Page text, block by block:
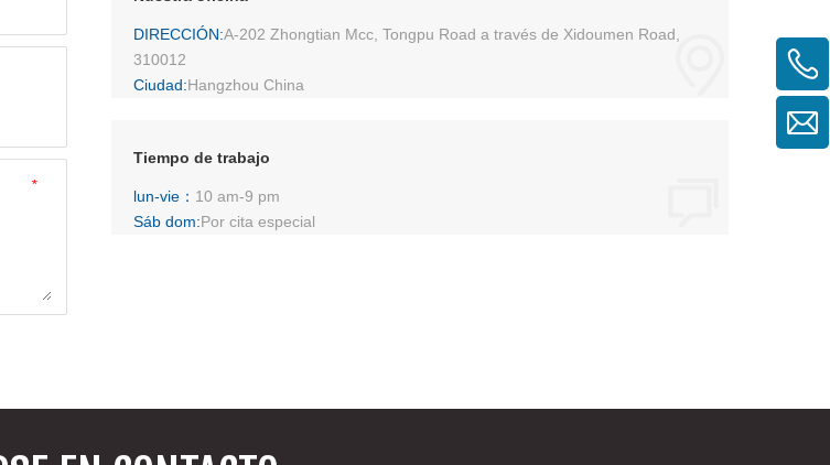
*
DIRECCIÓN:A-202 Zhongtian Mcc, Tongpu Road a través de Xidoumen Road,
310012
Ciudad:Hangzhou China
Tiempo de trabajo
lun-vie： 10 am-9 pm
Sáb dom:Por cita especial